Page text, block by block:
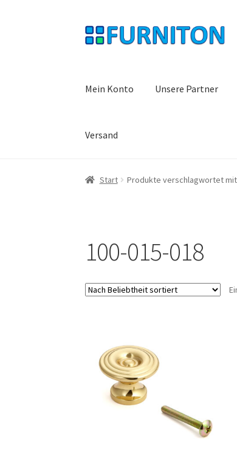
Zur
Navigation
Zum
Inhalt
Mein Konto Unsere Partner
Versand
Start Produkte verschlagwortet mit
100-015-018